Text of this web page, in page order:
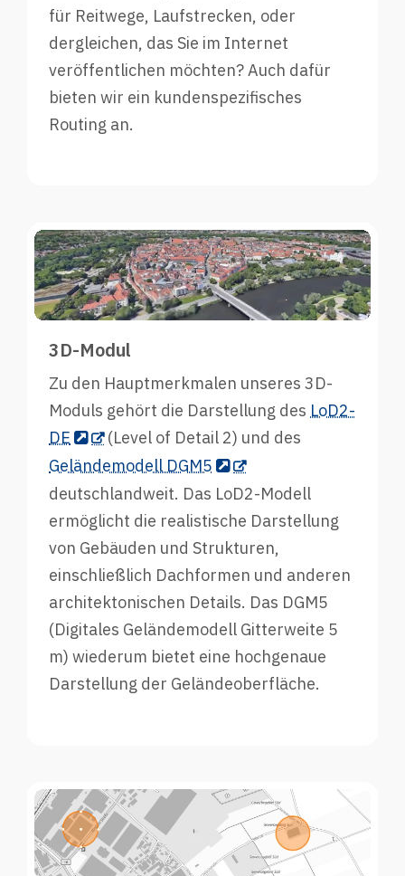
für Reitwege, Laufstrecken, oder
dergleichen, das Sie im Internet
veröffentlichen möchten? Auch dafür
bieten wir ein kundenspezifisches
Routing an.
3D-Modul
Zu den Hauptmerkmalen unseres 3D-
Moduls gehört die Darstellung des LoD2-
DE
(Level of Detail 2) und des
Geländemodell DGM5
deutschlandweit. Das LoD2-Modell
ermöglicht die realistische Darstellung
von Gebäuden und Strukturen,
einschließlich Dachformen und anderen
architektonischen Details. Das DGM5
(Digitales Geländemodell Gitterweite 5
m) wiederum bietet eine hochgenaue
Darstellung der Geländeoberfläche.